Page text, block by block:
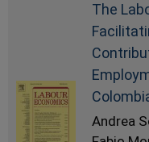
The
Andrea